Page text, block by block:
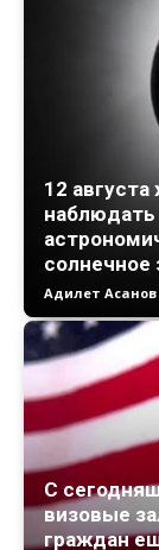
12
наблюдать
солнечное
Адилет Асанов
С
визовые
граждан